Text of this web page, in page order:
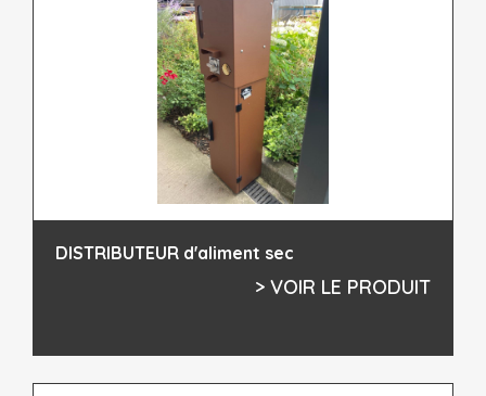
DISTRIBUTEUR d'aliment sec
> VOIR LE PRODUIT